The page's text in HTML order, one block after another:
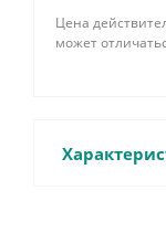
Цена
может